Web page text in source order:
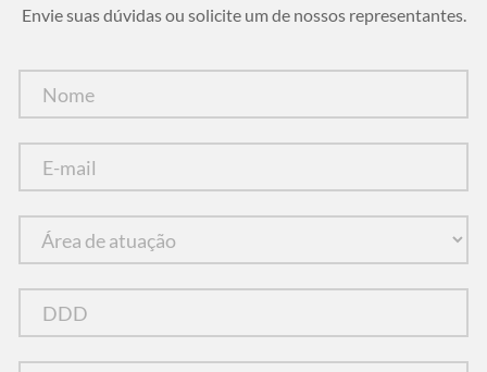
Envie suas dúvidas ou solicite um de nossos representantes.